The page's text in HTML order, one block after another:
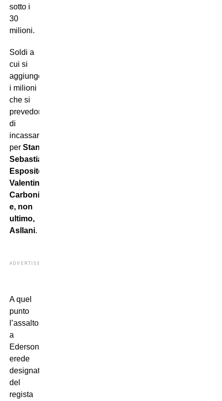
sotto i
30
milioni.
Soldi a
cui si
aggiungerebbero
i milioni
che si
prevedono
di
incassare
per Stankovic,
Sebastiano
Esposito,
Valentin
Carboni
e, non
ultimo,
Asllani.
ADVERTISEMENT
A quel
punto
l’assalto
a
Ederson,
erede
designato
del
regista